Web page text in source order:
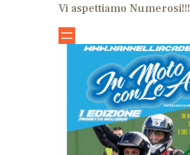
Vi aspettiamo Numerosi!!!